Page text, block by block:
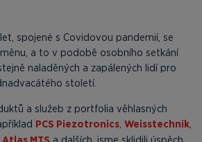
spojené s Covidovou pandemií, se
a to v podobě osobního setkání
naladěných a zapálených lidí pro
století.
a služeb z portfolia věhlasných
PCS Piezotronics Weisstechnik
a dalších, jsme sklidili úspěch